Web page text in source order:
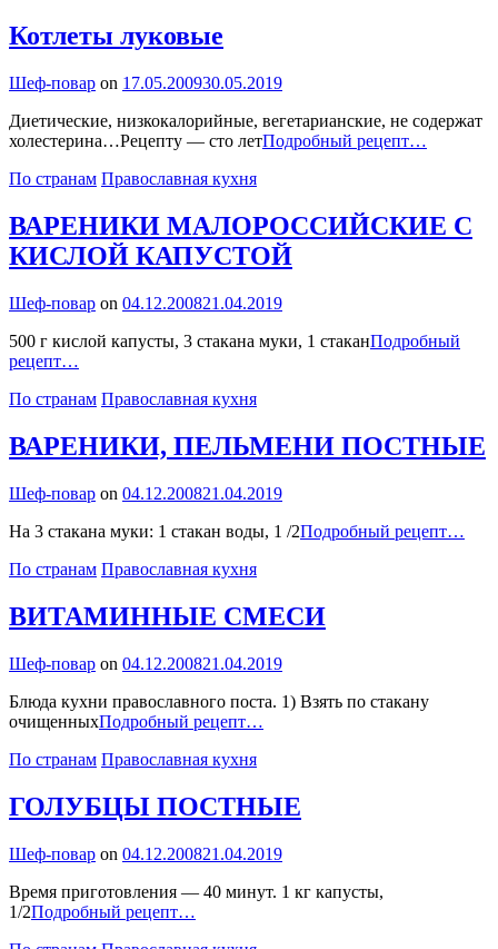
Котлеты луковые
By
Шеф-повар on 17.05.200930.05.2019
Диетические, низкокалорийные, вегетарианские, не содержат
холестерина…Рецепту — сто летПодробный рецепт…
Categories
По странам Православная кухня
ВАРЕНИКИ МАЛОРОССИЙСКИЕ С
КИСЛОЙ КАПУСТОЙ
By
Шеф-повар on 04.12.200821.04.2019
500 г кислой капусты, 3 стакана муки, 1 стаканПодробный
рецепт…
С
КАПУСТОЙ
Categories
По странам Православная кухня
ВАРЕНИКИ, ПЕЛЬМЕНИ ПОСТНЫЕ
By
Шеф-повар on 04.12.200821.04.2019
На 3 стакана муки: 1 стакан воды, 1 /2Подробный рецепт…
Categories
По странам Православная кухня
ВИТАМИННЫЕ СМЕСИ
By
Шеф-повар on 04.12.200821.04.2019
Блюда кухни православного поста. 1) Взять по стакану
очищенныхПодробный рецепт…
Categories
По странам Православная кухня
ГОЛУБЦЫ ПОСТНЫЕ
By
Шеф-повар on 04.12.200821.04.2019
Время приготовления — 40 минут. 1 кг капусты,
1/2Подробный рецепт…